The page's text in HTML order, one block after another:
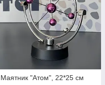
Маятник "Атом", 22*25 см